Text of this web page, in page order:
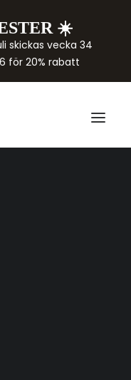
☀️
skickas vecka 34
för 20% rabatt